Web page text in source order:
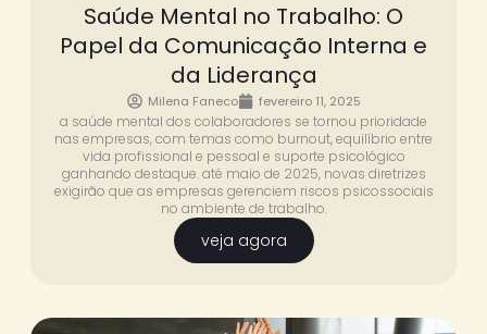
Saúde Mental no Trabalho: O
Papel da Comunicação Interna e
da Liderança
Milena Faneco fevereiro 11, 2025
a saúde mental dos colaboradores se tornou prioridade
nas empresas, com temas como burnout, equilíbrio entre
vida profissional e pessoal e suporte psicológico
ganhando destaque. até maio de 2025, novas diretrizes
exigirão que as empresas gerenciem riscos psicossociais
no ambiente de trabalho.
veja agora